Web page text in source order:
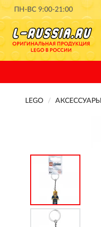
ПН-ВС 9:00-21:00
ОФИЦИАЛЬНЫЙ ДИЛЕР
LEGO АКСЕССУАРЫ